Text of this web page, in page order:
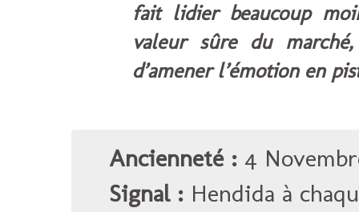
fait lidier beaucoup
valeur sûre du
d’amener l’émotion en
Ancienneté : 4
Signal : Hendida à